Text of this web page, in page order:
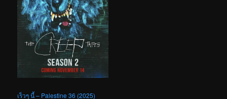
เร็วๆ นี้ – Palestine 36 (2025)